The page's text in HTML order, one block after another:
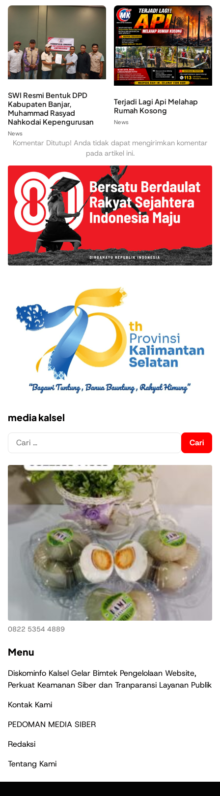
SWI Resmi Bentuk DPD
Kabupaten Banjar,
Muhammad Rasyad
Nahkodai Kepengurusan
News
Terjadi Lagi Api Melahap
Rumah Kosong
News
Komentar Ditutup! Anda tidak dapat mengirimkan komentar
pada artikel ini.
media kalsel
Cari
untuk:
0822 5354 4889
Menu
Diskominfo Kalsel Gelar Bimtek Pengelolaan Website,
Perkuat Keamanan Siber dan Tranparansi Layanan Publik
Kontak Kami
PEDOMAN MEDIA SIBER
Redaksi
Tentang Kami